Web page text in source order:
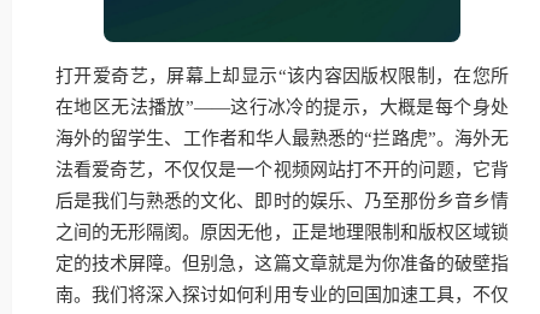
打开爱奇艺，屏幕上却显示“该内容因版权限制，在您所
在地区无法播放”——这行冰冷的提示，大概是每个身处
海外的留学生、工作者和华人最熟悉的“拦路虎”。海外无
法看爱奇艺，不仅仅是一个视频网站打不开的问题，它背
后是我们与熟悉的文化、即时的娱乐、乃至那份乡音乡情
之间的无形隔阂。原因无他，正是地理限制和版权区域锁
定的技术屏障。但别急，这篇文章就是为你准备的破壁指
南。我们将深入探讨如何利用专业的回国加速工具，不仅